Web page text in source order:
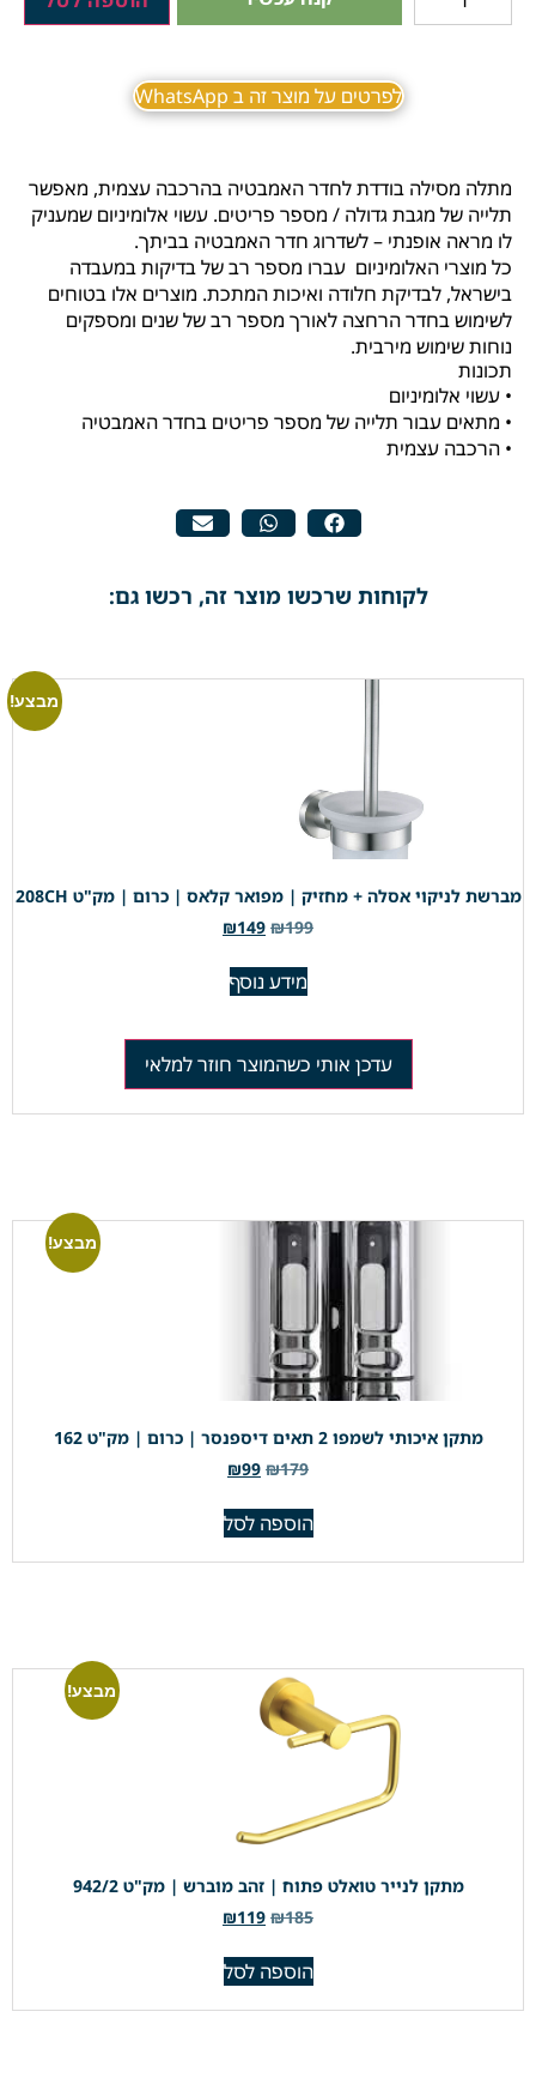
לפרטים על מוצר זה ב WhatsApp
מתלה מסילה בודדת לחדר האמבטיה בהרכבה עצמית, מאפשר
תלייה של מגבת גדולה / מספר פריטים. עשוי אלומיניום שמעניק
לו מראה אופנתי – לשדרוג חדר האמבטיה בביתך.
כל מוצרי האלומיניום עברו מספר רב של בדיקות במעבדה
בישראל, לבדיקת חלודה ואיכות המתכת. מוצרים אלו בטוחים
לשימוש בחדר הרחצה לאורך מספר רב של שנים ומספקים
נוחות שימוש מירבית.
תכונות
• עשוי אלומיניום
• מתאים עבור תלייה של מספר פריטים בחדר האמבטיה
• הרכבה עצמית
לקוחות שרכשו מוצר זה, רכשו גם:
מבצע!
מברשת לניקוי אסלה + מחזיק | מפואר קלאס | כרום | מק"ט 208CH
₪199
₪149
מידע נוסף
עדכן אותי כשהמוצר חוזר למלאי
מבצע!
מתקן איכותי לשמפו 2 תאים דיספנסר | כרום | מק"ט 162
₪179
₪99
הוספה לסל
מבצע!
מתקן לנייר טואלט פתוח | זהב מוברש | מק"ט 942/2
₪185
₪119
הוספה לסל